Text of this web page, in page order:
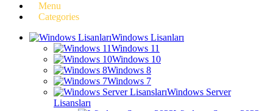
Menu
Categories
Windows Lisanları
Windows 11
Windows 10
Windows 8
Windows 7
Windows Server
Lisansları